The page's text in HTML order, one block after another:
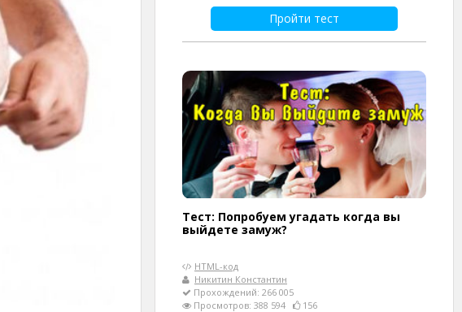
Пройти тест
Тест: Попробуем угадать когда вы
выйдете замуж?
HTML-код
Никитин Константин
Прохождений: 266 005
Просмотров: 388 594
156